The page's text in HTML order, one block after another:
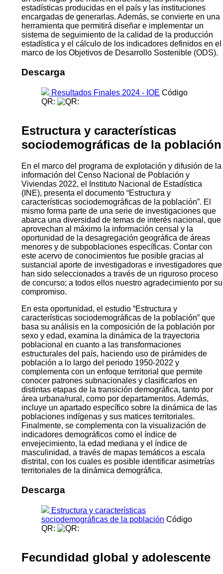
estadísticas producidas en el país y las instituciones
encargadas de generarlas. Además, se convierte en una
herramienta que permitirá diseñar e implementar un
sistema de seguimiento de la calidad de la producción
estadística y el cálculo de los indicadores definidos en el
marco de los Objetivos de Desarrollo Sostenible (ODS).
Descarga
Resultados Finales 2024 - IOE Código
QR:
Estructura y características
sociodemográficas de la población
En el marco del programa de explotación y difusión de la
información del Censo Nacional de Población y
Viviendas 2022, el Instituto Nacional de Estadística
(INE), presenta el documento “Estructura y
características sociodemográficas de la población”. El
mismo forma parte de una serie de investigaciones que
abarca una diversidad de temas de interés nacional, que
aprovechan al máximo la información censal y la
oportunidad de la desagregación geográfica de áreas
menores y de subpoblaciones específicas. Contar con
este acervo de conocimientos fue posible gracias al
sustancial aporte de investigadoras e investigadores que
han sido seleccionados a través de un riguroso proceso
de concurso; a todos ellos nuestro agradecimiento por su
compromiso.
En esta oportunidad, el estudio “Estructura y
características sociodemográficas de la población” que
basa su análisis en la composición de la población por
sexo y edad, examina la dinámica de la trayectoria
poblacional en cuanto a las transformaciones
estructurales del país, haciendo uso de pirámides de
población a lo largo del periodo 1950-2022 y
complementa con un enfoque territorial que permite
conocer patrones subnacionales y clasificarlos en
distintas etapas de la transición demográfica, tanto por
área urbana/rural, como por departamentos. Además,
incluye un apartado específico sobre la dinámica de las
poblaciones indígenas y sus matices territoriales.
Finalmente, se complementa con la visualización de
indicadores demográficos como el índice de
envejecimiento, la edad mediana y el índice de
masculinidad, a través de mapas temáticos a escala
distrital, con los cuales es posible identificar asimetrías
territoriales de la dinámica demográfica.
Descarga
Estructura y características
sociodemográficas de la población Código
QR:
Fecundidad global y adolescente